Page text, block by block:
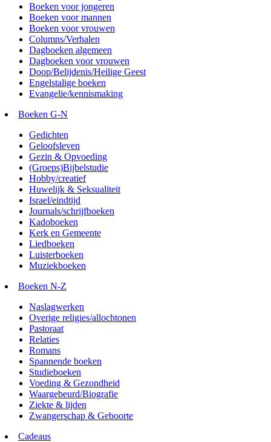
Boeken voor jongeren
Boeken voor mannen
Boeken voor vrouwen
Columns/Verhalen
Dagboeken algemeen
Dagboeken voor vrouwen
Doop/Belijdenis/Heilige Geest
Engelstalige boeken
Evangelie/kennismaking
Boeken G-N
Gedichten
Geloofsleven
Gezin & Opvoeding
(Groeps)Bijbelstudie
Hobby/creatief
Huwelijk & Seksualiteit
Israel/eindtijd
Journals/schrijfboeken
Kadoboeken
Kerk en Gemeente
Liedboeken
Luisterboeken
Muziekboeken
Boeken N-Z
Naslagwerken
Overige religies/allochtonen
Pastoraat
Relaties
Romans
Spannende boeken
Studieboeken
Voeding & Gezondheid
Waargebeurd/Biografie
Ziekte & lijden
Zwangerschap & Geboorte
Cadeaus